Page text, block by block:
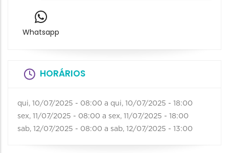
Whatsapp
HORÁRIOS
qui, 10/07/2025 - 08:00 a qui, 10/07/2025 - 18:00
sex, 11/07/2025 - 08:00 a sex, 11/07/2025 - 18:00
sab, 12/07/2025 - 08:00 a sab, 12/07/2025 - 13:00